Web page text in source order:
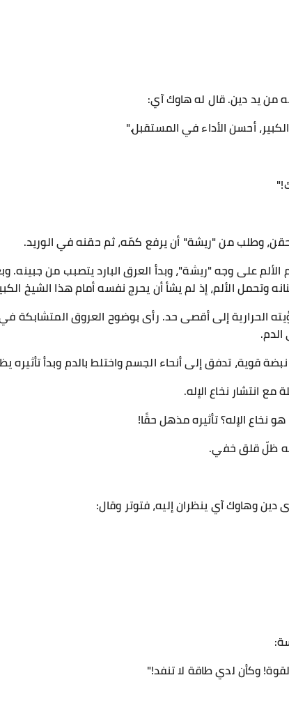
من يد دين. قال له هاوك آي:
أحسن الأداء في المستقبل."
وطلب من "ريشة" أن يرفع كمّه، ثم حقنه في الوريد.
على وجه "ريشة"، وبدأ العرق البارد يتصبب من
الألم، إذ لم يشأ أن يحرج نفسه أمام هذا الشيخ
الحرارية إلى أقصى حد. رأى بوضوح العروق المتشابكة
قوية، تدفق إلى أنحاء الجسم واختلط بالدم وبدأ تأثيره
انتشار نخاع الإله.
الإله؟ تأثيره مذهل حقًا!
ظلّ قلق خفي.
دين وهاوك آي ينظران إليه، فتوتر وقال:
وكأن لدي طاقة لا تنفد!"